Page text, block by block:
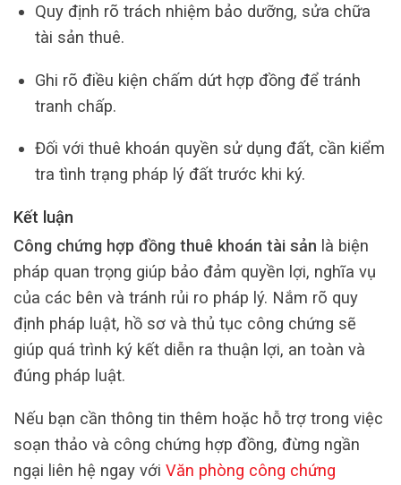
Quy định rõ trách nhiệm bảo dưỡng, sửa chữa
tài sản thuê.
Ghi rõ điều kiện chấm dứt hợp đồng để tránh
tranh chấp.
Đối với thuê khoán quyền sử dụng đất, cần kiểm
tra tình trạng pháp lý đất trước khi ký.
Kết luận
Công chứng hợp đồng thuê khoán tài sản là biện
pháp quan trọng giúp bảo đảm quyền lợi, nghĩa vụ
của các bên và tránh rủi ro pháp lý. Nắm rõ quy
định pháp luật, hồ sơ và thủ tục công chứng sẽ
giúp quá trình ký kết diễn ra thuận lợi, an toàn và
đúng pháp luật.
Nếu bạn cần thông tin thêm hoặc hỗ trợ trong việc
soạn thảo và công chứng hợp đồng, đừng ngần
ngại liên hệ ngay với Văn phòng công chứng